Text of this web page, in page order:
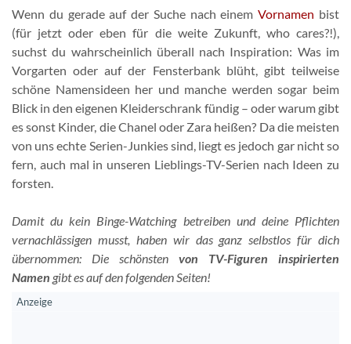
Wenn du gerade auf der Suche nach einemVornamen bist
(für jetzt oder eben für die weite Zukunft, who cares?!),
suchst du wahrscheinlich überall nach Inspiration: Was im
Vorgarten oder auf der Fensterbank blüht, gibt teilweise
schöne Namensideen her und manche werden sogar beim
Blick in den eigenen Kleiderschrank fündig – oder warum gibt
es sonst Kinder, die Chanel oder Zara heißen? Da die meisten
von uns echte Serien-Junkies sind, liegt es jedoch gar nicht so
fern, auch mal in unseren Lieblings-TV-Serien nach Ideen zu
forsten.
Damit du kein Binge-Watching betreiben und deine Pflichten
vernachlässigen musst, haben wir das ganz selbstlos für dich
übernommen: Die schönsten von TV-Figuren inspirierten
Namen gibt es auf den folgenden Seiten!